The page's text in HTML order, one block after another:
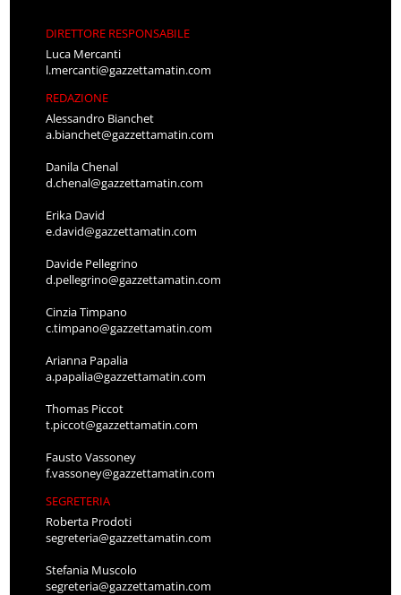
DIRETTORE RESPONSABILE
Luca Mercanti
l.mercanti@gazzettamatin.com
REDAZIONE
Alessandro Bianchet
a.bianchet@gazzettamatin.com
Danila Chenal
d.chenal@gazzettamatin.com
Erika David
e.david@gazzettamatin.com
Davide Pellegrino
d.pellegrino@gazzettamatin.com
Cinzia Timpano
c.timpano@gazzettamatin.com
Arianna Papalia
a.papalia@gazzettamatin.com
Thomas Piccot
t.piccot@gazzettamatin.com
Fausto Vassoney
f.vassoney@gazzettamatin.com
SEGRETERIA
Roberta Prodoti
segreteria@gazzettamatin.com
Stefania Muscolo
segreteria@gazzettamatin.com